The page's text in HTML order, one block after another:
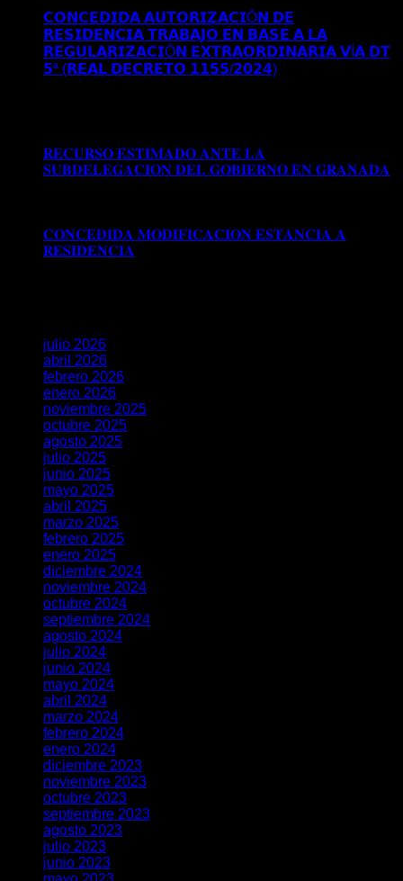
𝗖𝗢𝗡𝗖𝗘𝗗𝗜𝗗𝗔 𝗔𝗨𝗧𝗢𝗥𝗜𝗭𝗔𝗖𝗜Ó𝗡 𝗗𝗘
𝗥𝗘𝗦𝗜𝗗𝗘𝗡𝗖𝗜𝗔 𝗧𝗥𝗔𝗕𝗔𝗝𝗢 𝗘𝗡 𝗕𝗔𝗦𝗘 𝗔 𝗟𝗔
𝗥𝗘𝗚𝗨𝗟𝗔𝗥𝗜𝗭𝗔𝗖𝗜Ó𝗡 𝗘𝗫𝗧𝗥𝗔𝗢𝗥𝗗𝗜𝗡𝗔𝗥𝗜𝗔 𝗩Í𝗔 𝗗𝗧
𝟱ª (𝗥𝗘𝗔𝗟 𝗗𝗘𝗖𝗥𝗘𝗧𝗢 𝟭𝟭𝟱𝟱/𝟮𝟬𝟮𝟰)
𝐑𝐄𝐂𝐔𝐑𝐒𝐎 𝐄𝐒𝐓𝐈𝐌𝐀𝐃𝐎 𝐀𝐍𝐓𝐄 𝐋𝐀
𝐒𝐔𝐁𝐃𝐄𝐋𝐄𝐆𝐀𝐂𝐈𝐎𝐍 𝐃𝐄𝐋 𝐆𝐎𝐁𝐈𝐄𝐑𝐍𝐎 𝐄𝐍 𝐆𝐑𝐀𝐍𝐀𝐃𝐀
𝐂𝐎𝐍𝐂𝐄𝐃𝐈𝐃𝐀 𝐌𝐎𝐃𝐈𝐅𝐈𝐂𝐀𝐂𝐈𝐎𝐍 𝐄𝐒𝐓𝐀𝐍𝐂𝐈𝐀 𝐀
𝐑𝐄𝐒𝐈𝐃𝐄𝐍𝐂𝐈𝐀
julio 2026
abril 2026
febrero 2026
enero 2026
noviembre 2025
octubre 2025
agosto 2025
julio 2025
junio 2025
mayo 2025
abril 2025
marzo 2025
febrero 2025
enero 2025
diciembre 2024
noviembre 2024
octubre 2024
septiembre 2024
agosto 2024
julio 2024
junio 2024
mayo 2024
abril 2024
marzo 2024
febrero 2024
enero 2024
diciembre 2023
noviembre 2023
octubre 2023
septiembre 2023
agosto 2023
julio 2023
junio 2023